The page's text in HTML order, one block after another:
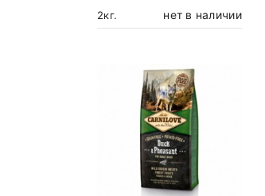
2кг.
нет в наличии